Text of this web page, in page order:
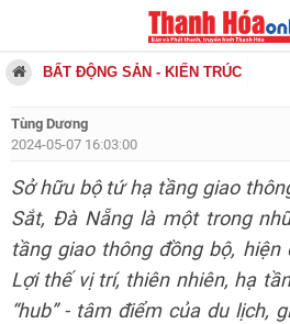
BẤT ĐỘNG SẢN - KIẾN TRÚC
Tùng Dương
2024-05-07 16:03:00
Sở hữu bộ tứ hạ tầng giao
Sắt, Đà Nẵng là một trong
tầng giao thông đồng bộ,
Lợi thế vị trí, thiên nhiên, hạ
“hub” - tâm điểm của du lịch,